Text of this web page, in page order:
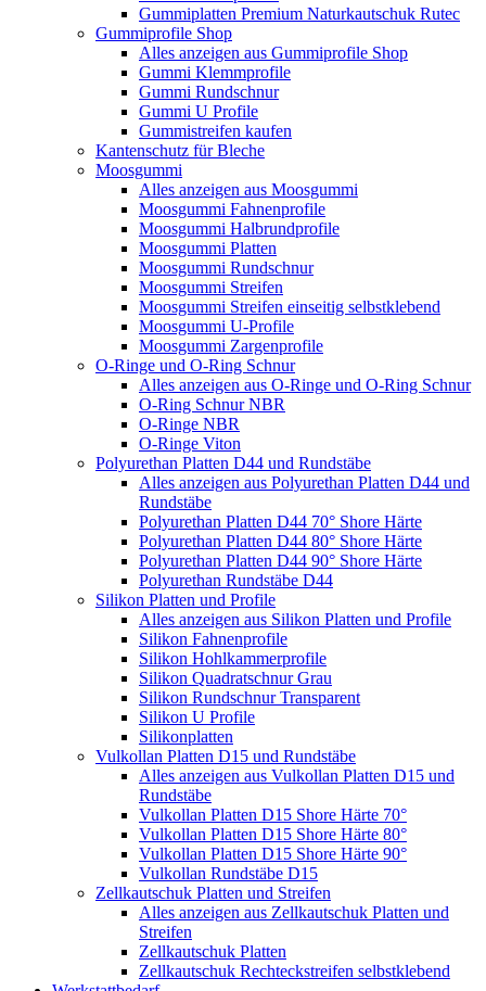
Gummiplatten Premium Naturkautschuk Rutec
Gummiprofile Shop
Alles anzeigen aus Gummiprofile Shop
Gummi Klemmprofile
Gummi Rundschnur
Gummi U Profile
Gummistreifen kaufen
Kantenschutz für Bleche
Moosgummi
Alles anzeigen aus Moosgummi
Moosgummi Fahnenprofile
Moosgummi Halbrundprofile
Moosgummi Platten
Moosgummi Rundschnur
Moosgummi Streifen
Moosgummi Streifen einseitig selbstklebend
Moosgummi U-Profile
Moosgummi Zargenprofile
O-Ringe und O-Ring Schnur
Alles anzeigen aus O-Ringe und O-Ring Schnur
O-Ring Schnur NBR
O-Ringe NBR
O-Ringe Viton
Polyurethan Platten D44 und Rundstäbe
Alles anzeigen aus Polyurethan Platten D44 und
Rundstäbe
Polyurethan Platten D44 70° Shore Härte
Polyurethan Platten D44 80° Shore Härte
Polyurethan Platten D44 90° Shore Härte
Polyurethan Rundstäbe D44
Silikon Platten und Profile
Alles anzeigen aus Silikon Platten und Profile
Silikon Fahnenprofile
Silikon Hohlkammerprofile
Silikon Quadratschnur Grau
Silikon Rundschnur Transparent
Silikon U Profile
Silikonplatten
Vulkollan Platten D15 und Rundstäbe
Alles anzeigen aus Vulkollan Platten D15 und
Rundstäbe
Vulkollan Platten D15 Shore Härte 70°
Vulkollan Platten D15 Shore Härte 80°
Vulkollan Platten D15 Shore Härte 90°
Vulkollan Rundstäbe D15
Zellkautschuk Platten und Streifen
Alles anzeigen aus Zellkautschuk Platten und
Streifen
Zellkautschuk Platten
Zellkautschuk Rechteckstreifen selbstklebend